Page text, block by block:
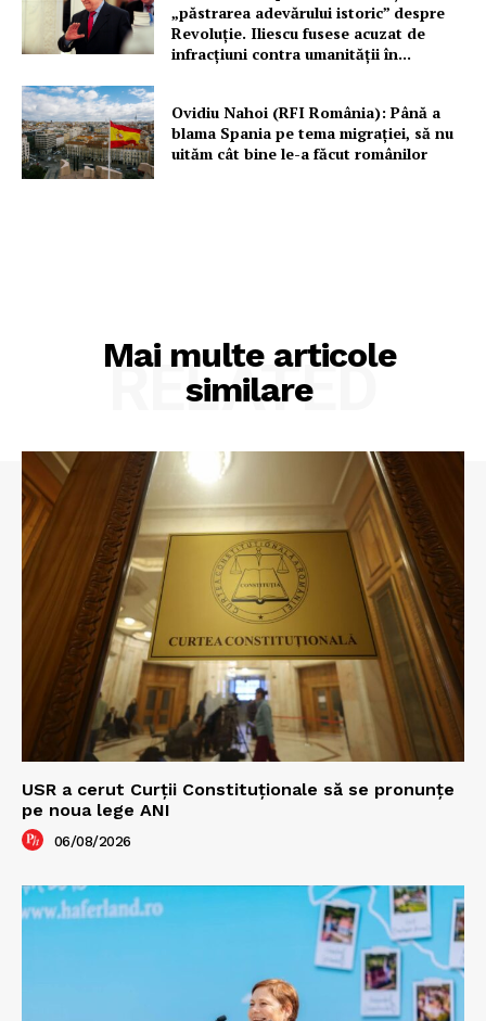
„păstrarea adevărului istoric” despre
Revoluție. Iliescu fusese acuzat de
infracțiuni contra umanității în...
Ovidiu Nahoi (RFI România): Până a
blama Spania pe tema migrației, să nu
uităm cât bine le-a făcut românilor
Mai multe articole
similare
RELATED
USR a cerut Curții Constituționale să se pronunțe
pe noua lege ANI
06/08/2026